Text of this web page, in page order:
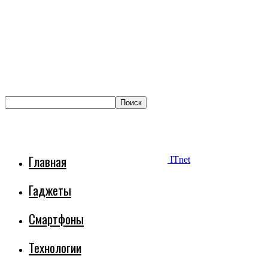
ITnet
Главная
Гаджеты
Смартфоны
Технологии